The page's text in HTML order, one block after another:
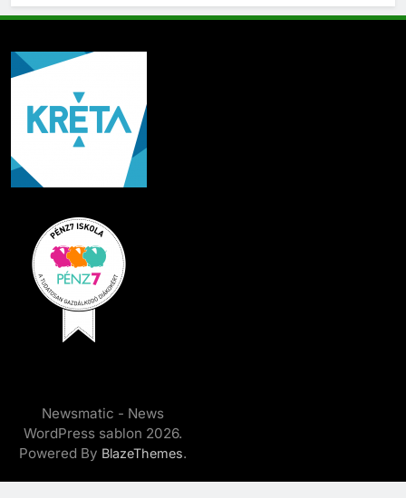
Newsmatic - News
WordPress sablon 2026.
Powered By BlazeThemes.